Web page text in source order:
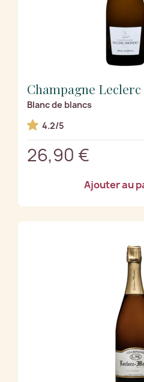
Champagne
Blanc de blancs
4.2/5
26,90 €
Ajouter au